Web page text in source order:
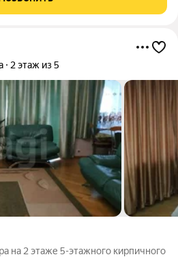
2 этаж из 5
на 2 этаже 5-этажного кирпичного